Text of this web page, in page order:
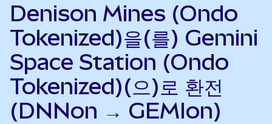
Denison Mines (Ondo
Tokenized)을(를) Gemini
Space Station (Ondo
Tokenized)(으)로 환전
(DNNon → GEMIon)